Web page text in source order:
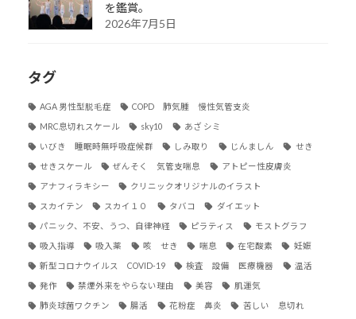
を鑑賞。
2026年7月5日
タグ
AGA 男性型脱毛症 COPD 肺気腫 慢性気管支炎
MRC息切れスケール sky10 あざ シミ
いびき 睡眠時無呼吸症候群 しみ取り じんましん せき
せきスケール ぜんそく 気管支喘息 アトピー性皮膚炎
アナフィラキシー クリニックオリジナルのイラスト
スカイテン スカイ１０ タバコ ダイエット
パニック、不安、うつ、自律神経 ピラティス モストグラフ
吸入指導 吸入薬 咳 せき 喘息 在宅酸素 妊娠
新型コロナウイルス COVID-19 検査 設備 医療機器 温活
発作 禁煙外来をやらない理由 美容 肌運気
肺炎球菌ワクチン 腸活 花粉症 鼻炎 苦しい 息切れ